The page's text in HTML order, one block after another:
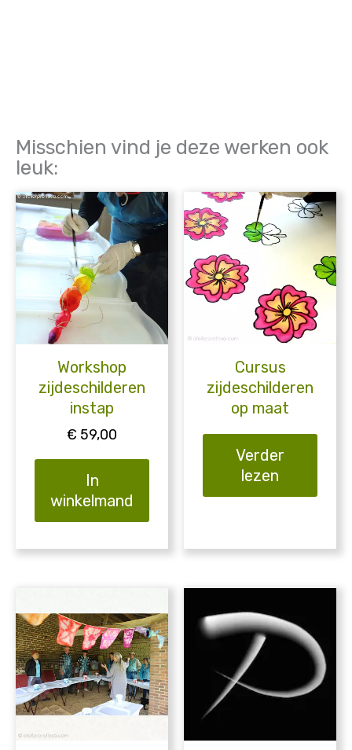
Misschien vind je deze werken ook
leuk:
Workshop
zijdeschilderen
instap
€ 59,00
In
winkelmand
Cursus
zijdeschilderen
op maat
Verder
lezen